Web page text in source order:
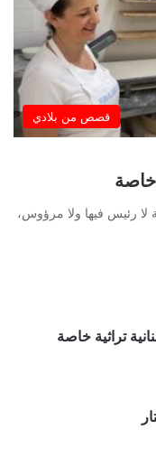
قصص من بلادي
خاصة
لا رئيس فيها ولا مرؤوس،
تراثية خاصة